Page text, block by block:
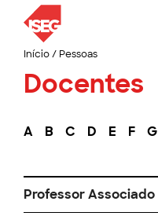
Início/ Pessoas
Docentes
A B C D E F G
Professor Associado